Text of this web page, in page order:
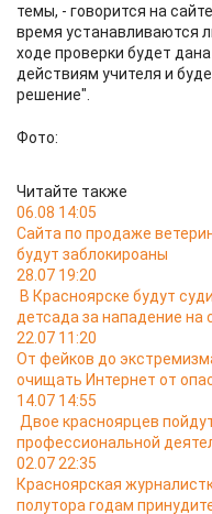
темы, - говорится на
время устанавливаются
ходе проверки будет
действиям учителя и
решение".
Фото:
Читайте также
06.08 14:05
Сайта по продаже
будут заблокироаны
28.07 19:20
В Красноярске будут
детсада за нападение на
22.07 11:20
От фейков до
очищать Интернет от
14.07 14:55
Двое красноярцев
профессиональной
02.07 22:35
Красноярская
полутора годам